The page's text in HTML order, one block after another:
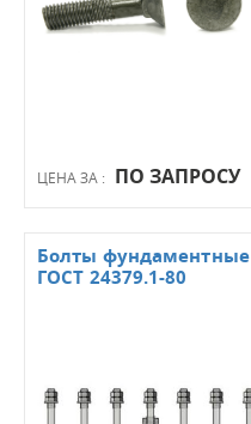
ЦЕНА ЗА : ПО ЗАПРОСУ
Болты фундаментные
ГОСТ 24379.1-80